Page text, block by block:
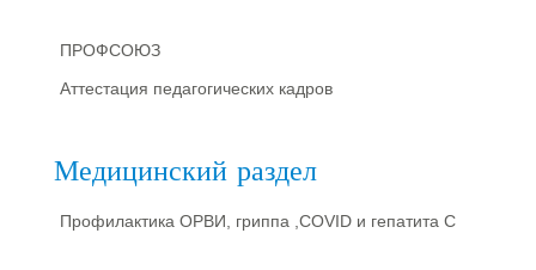
ПРОФСОЮЗ
Аттестация педагогических кадров
Медицинский раздел
Профилактика ОРВИ, гриппа ,COVID и гепатита С